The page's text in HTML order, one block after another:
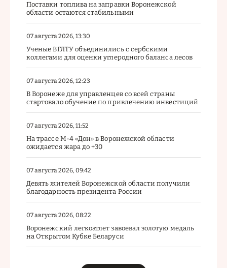
Поставки топлива на заправки Воронежской
области остаются стабильными
07 августа 2026, 13:30
Ученые ВГЛТУ объединились с сербскими
коллегами для оценки углеродного баланса лесов
07 августа 2026, 12:23
В Воронеже для управленцев со всей страны
стартовало обучение по привлечению инвестиций
07 августа 2026, 11:52
На трассе М-4 «Дон» в Воронежской области
ожидается жара до +30
07 августа 2026, 09:42
Девять жителей Воронежской области получили
благодарность президента России
07 августа 2026, 08:22
Воронежский легкоатлет завоевал золотую медаль
на Открытом Кубке Беларуси